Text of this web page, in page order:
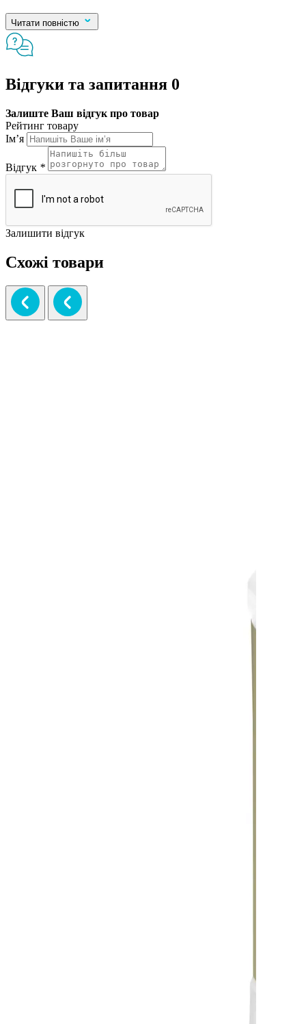
Читати повністю
Відгуки та запитання 0
Залиште Ваш відгук про товар
Рейтинг товару
Ім’я
Відгук *
Залишити відгук
Схожі товари